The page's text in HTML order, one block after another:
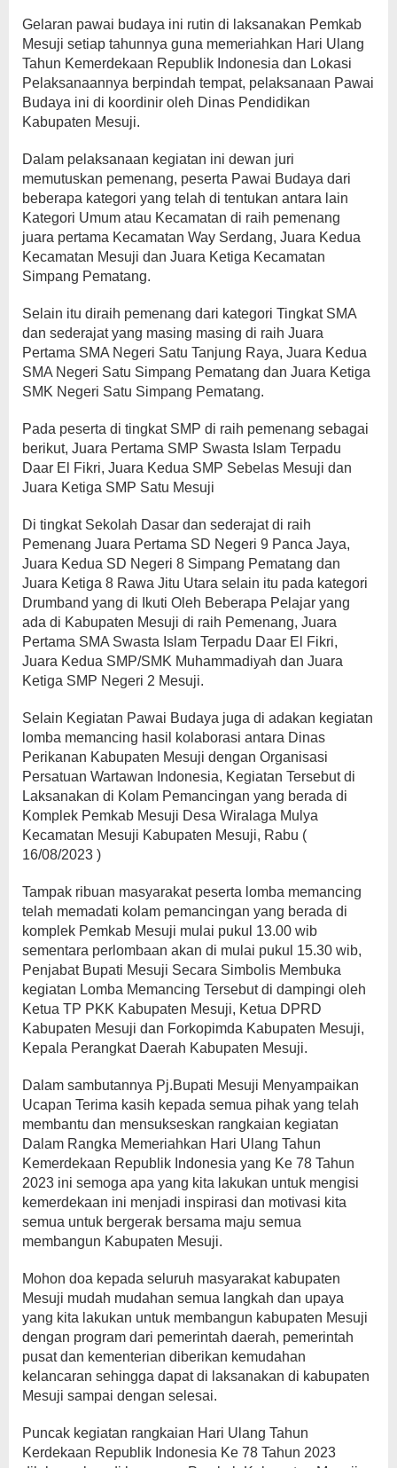
Gelaran pawai budaya ini rutin di laksanakan Pemkab
Mesuji setiap tahunnya guna memeriahkan Hari Ulang
Tahun Kemerdekaan Republik Indonesia dan Lokasi
Pelaksanaannya berpindah tempat, pelaksanaan Pawai
Budaya ini di koordinir oleh Dinas Pendidikan
Kabupaten Mesuji.
Dalam pelaksanaan kegiatan ini dewan juri
memutuskan pemenang, peserta Pawai Budaya dari
beberapa kategori yang telah di tentukan antara lain
Kategori Umum atau Kecamatan di raih pemenang
juara pertama Kecamatan Way Serdang, Juara Kedua
Kecamatan Mesuji dan Juara Ketiga Kecamatan
Simpang Pematang.
Selain itu diraih pemenang dari kategori Tingkat SMA
dan sederajat yang masing masing di raih Juara
Pertama SMA Negeri Satu Tanjung Raya, Juara Kedua
SMA Negeri Satu Simpang Pematang dan Juara Ketiga
SMK Negeri Satu Simpang Pematang.
Pada peserta di tingkat SMP di raih pemenang sebagai
berikut, Juara Pertama SMP Swasta Islam Terpadu
Daar El Fikri, Juara Kedua SMP Sebelas Mesuji dan
Juara Ketiga SMP Satu Mesuji
Di tingkat Sekolah Dasar dan sederajat di raih
Pemenang Juara Pertama SD Negeri 9 Panca Jaya,
Juara Kedua SD Negeri 8 Simpang Pematang dan
Juara Ketiga 8 Rawa Jitu Utara selain itu pada kategori
Drumband yang di Ikuti Oleh Beberapa Pelajar yang
ada di Kabupaten Mesuji di raih Pemenang, Juara
Pertama SMA Swasta Islam Terpadu Daar El Fikri,
Juara Kedua SMP/SMK Muhammadiyah dan Juara
Ketiga SMP Negeri 2 Mesuji.
Selain Kegiatan Pawai Budaya juga di adakan kegiatan
lomba memancing hasil kolaborasi antara Dinas
Perikanan Kabupaten Mesuji dengan Organisasi
Persatuan Wartawan Indonesia, Kegiatan Tersebut di
Laksanakan di Kolam Pemancingan yang berada di
Komplek Pemkab Mesuji Desa Wiralaga Mulya
Kecamatan Mesuji Kabupaten Mesuji, Rabu (
16/08/2023 )
Tampak ribuan masyarakat peserta lomba memancing
telah memadati kolam pemancingan yang berada di
komplek Pemkab Mesuji mulai pukul 13.00 wib
sementara perlombaan akan di mulai pukul 15.30 wib,
Penjabat Bupati Mesuji Secara Simbolis Membuka
kegiatan Lomba Memancing Tersebut di dampingi oleh
Ketua TP PKK Kabupaten Mesuji, Ketua DPRD
Kabupaten Mesuji dan Forkopimda Kabupaten Mesuji,
Kepala Perangkat Daerah Kabupaten Mesuji.
Dalam sambutannya Pj.Bupati Mesuji Menyampaikan
Ucapan Terima kasih kepada semua pihak yang telah
membantu dan mensukseskan rangkaian kegiatan
Dalam Rangka Memeriahkan Hari Ulang Tahun
Kemerdekaan Republik Indonesia yang Ke 78 Tahun
2023 ini semoga apa yang kita lakukan untuk mengisi
kemerdekaan ini menjadi inspirasi dan motivasi kita
semua untuk bergerak bersama maju semua
membangun Kabupaten Mesuji.
Mohon doa kepada seluruh masyarakat kabupaten
Mesuji mudah mudahan semua langkah dan upaya
yang kita lakukan untuk membangun kabupaten Mesuji
dengan program dari pemerintah daerah, pemerintah
pusat dan kementerian diberikan kemudahan
kelancaran sehingga dapat di laksanakan di kabupaten
Mesuji sampai dengan selesai.
Puncak kegiatan rangkaian Hari Ulang Tahun
Kerdekaan Republik Indonesia Ke 78 Tahun 2023